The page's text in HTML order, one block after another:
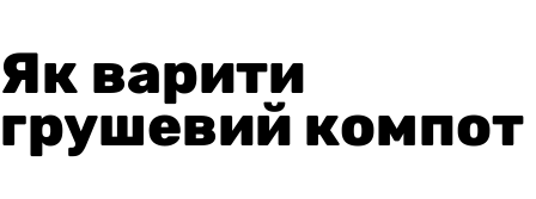
Як варити
грушевий компот